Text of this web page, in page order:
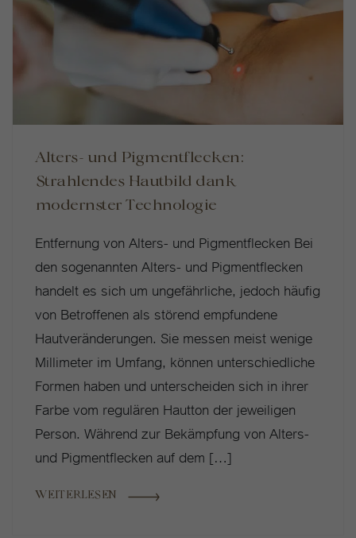
Alters- und Pigmentflecken:
Strahlendes Hautbild dank
modernster Technologie
Entfernung von Alters- und Pigmentflecken Bei
den sogenannten Alters- und Pigmentflecken
handelt es sich um ungefährliche, jedoch häufig
von Betroffenen als störend empfundene
Hautveränderungen. Sie messen meist wenige
Millimeter im Umfang, können unterschiedliche
Formen haben und unterscheiden sich in ihrer
Farbe vom regulären Hautton der jeweiligen
Person. Während zur Bekämpfung von Alters-
und Pigmentflecken auf dem […]
WEITERLESEN